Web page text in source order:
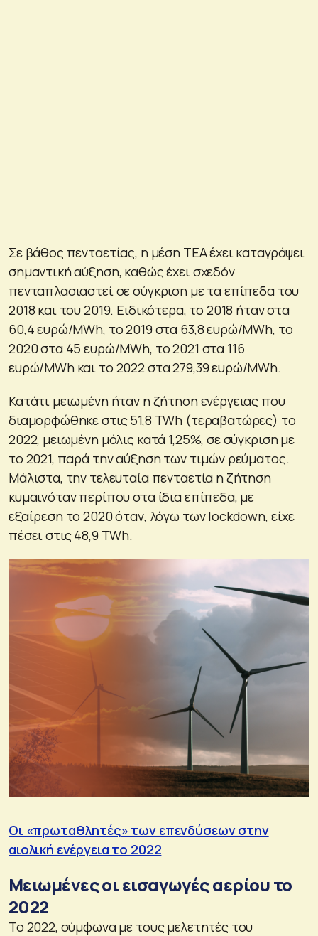
Σε βάθος πενταετίας, η μέση ΤΕΑ έχει καταγράψει
σημαντική αύξηση, καθώς έχει σχεδόν
πενταπλασιαστεί σε σύγκριση με τα επίπεδα του
2018 και του 2019. Ειδικότερα, το 2018 ήταν στα
60,4 ευρώ/MWh, το 2019 στα 63,8 ευρώ/MWh, το
2020 στα 45 ευρώ/MWh, το 2021 στα 116
ευρώ/MWh και το 2022 στα 279,39 ευρώ/MWh.
Κατάτι μειωμένη ήταν η ζήτηση ενέργειας που
διαμορφώθηκε στις 51,8 ΤWh (τεραβατώρες) το
2022, μειωμένη μόλις κατά 1,25%, σε σύγκριση με
το 2021, παρά την αύξηση των τιμών ρεύματος.
Μάλιστα, την τελευταία πενταετία η ζήτηση
κυμαινόταν περίπου στα ίδια επίπεδα, με
εξαίρεση το 2020 όταν, λόγω των lockdown, είχε
πέσει στις 48,9 ΤWh.
Οι «πρωταθλητές» των επενδύσεων στην
αιολική ενέργεια το 2022
Μειωμένες οι εισαγωγές αερίου το
2022
Το 2022, σύμφωνα με τους μελετητές του